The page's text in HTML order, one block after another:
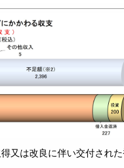
は改良に伴い交付され